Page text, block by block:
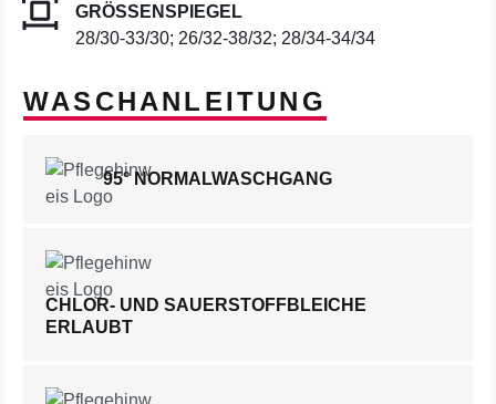
GRÖSSENSPIEGEL
28/30-33/30; 26/32-38/32; 28/34-34/34
WASCHANLEITUNG
95° NORMALWASCHGANG
CHLOR- UND SAUERSTOFFBLEICHE
ERLAUBT